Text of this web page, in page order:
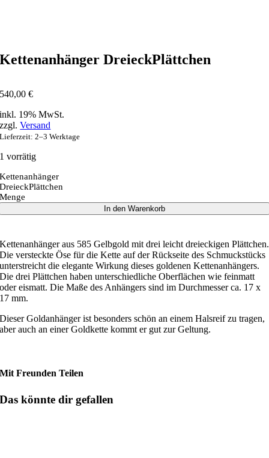
Kettenanhänger DreieckPlättchen
540,00€
inkl. 19% MwSt.
zzgl.Versand
Lieferzeit: 2–3 Werktage
1 vorrätig
Kettenanhänger
DreieckPlättchen
Menge
In den Warenkorb
Kettenanhänger aus 585 Gelbgold mit drei leicht dreieckigen Plättchen.
Die versteckte Öse für die Kette auf der Rückseite des Schmuckstücks
unterstreicht die elegante Wirkung dieses goldenen Kettenanhängers.
Die drei Plättchen haben unterschiedliche Oberflächen wie feinmatt
oder eismatt. Die Maße des Anhängers sind im Durchmesser ca. 17 x
17 mm.
Dieser Goldanhänger ist besonders schön an einem Halsreif zu tragen,
aber auch an einer Goldkette kommt er gut zur Geltung.
Mit Freunden Teilen
Das könnte dir gefallen